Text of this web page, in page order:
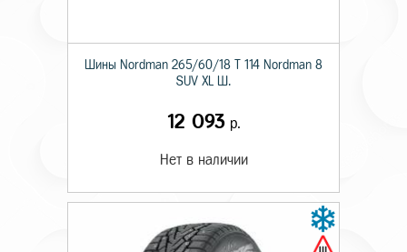
Шины Nordman 265/60/18 T 114 Nordman 8
SUV XL Ш.
12 093р.
Нет в наличии